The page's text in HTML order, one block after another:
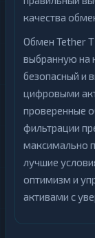
качества
Обмен Tether
выбранную на
безопасный и
цифровыми
проверенные
фильтрации
максимально
лучшие
оптимизм и
активами с